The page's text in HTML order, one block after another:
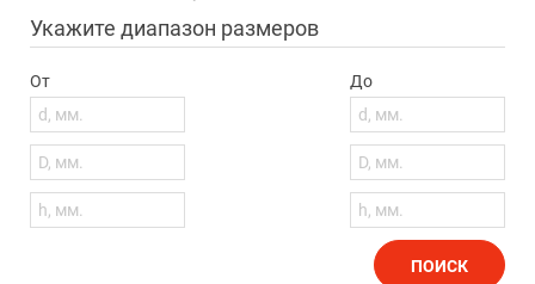
Укажите диапазон размеров
От До
ПОИСК